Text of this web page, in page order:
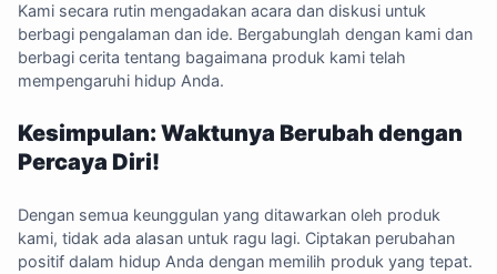
Kami secara rutin mengadakan acara dan diskusi untuk
berbagi pengalaman dan ide. Bergabunglah dengan kami dan
berbagi cerita tentang bagaimana produk kami telah
mempengaruhi hidup Anda.
Kesimpulan: Waktunya Berubah dengan
Percaya Diri!
Dengan semua keunggulan yang ditawarkan oleh produk
kami, tidak ada alasan untuk ragu lagi. Ciptakan perubahan
positif dalam hidup Anda dengan memilih produk yang tepat.